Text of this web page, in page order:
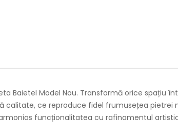
Baietel Model Nou. Transformă orice spațiu
ce reproduce fidel frumusețea pietrei
funcționalitatea cu rafinamentul